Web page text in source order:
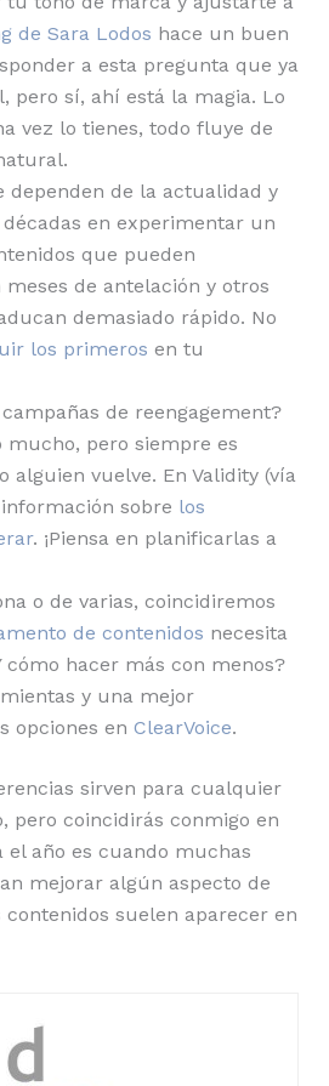
de Sara Lodos hace un buen
a esta pregunta que ya
pero sí, ahí está la magia. Lo
vez lo tienes, todo fluye de
dependen de la actualidad y
en experimentar un
que pueden
de antelación y otros
demasiado rápido. No
los primeros en tu
de reengagement?
mucho, pero siempre es
alguien vuelve. En Validity (vía
sobre los
. ¡Piensa en planificarlas a
o de varias, coincidiremos
de contenidos necesita
cómo hacer más con menos?
y una mejor
opciones en ClearVoice.
sirven para cualquier
pero coincidirás conmigo en
año es cuando muchas
mejorar algún aspecto de
suelen aparecer en